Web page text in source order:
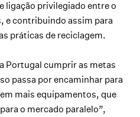
ligação privilegiado entre o
e contribuindo assim para
práticas de reciclagem.
Portugal cumprir as metas
passa por encaminhar para
mais equipamentos, que
o mercado paralelo”,